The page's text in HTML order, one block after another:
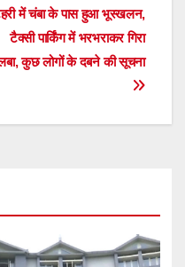
में चंबा के पास हुआ भूस्खलन,
टैक्सी पार्किंग में भरभराकर गिरा
कुछ लोगों के दबने की सूचना